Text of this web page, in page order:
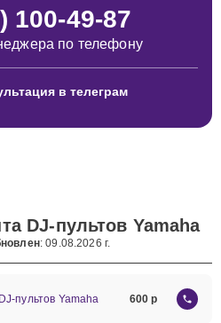
100-49-87
по телефону
в телеграм
DJ-пультов Yamaha
: 09.08.2026 г.
пультов Yamaha 600